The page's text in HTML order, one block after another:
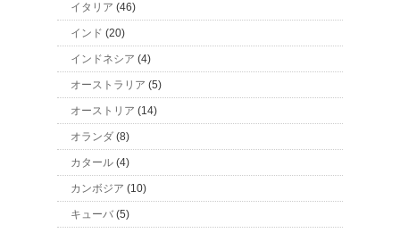
イタリア (46)
インド (20)
インドネシア (4)
オーストラリア (5)
オーストリア (14)
オランダ (8)
カタール (4)
カンボジア (10)
キューバ (5)